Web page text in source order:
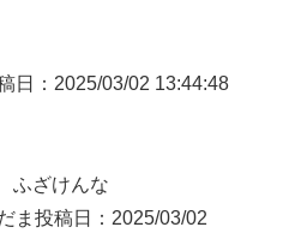
日：2025/03/02 13:44:48
ふざけんな
ま 投稿日：2025/03/02